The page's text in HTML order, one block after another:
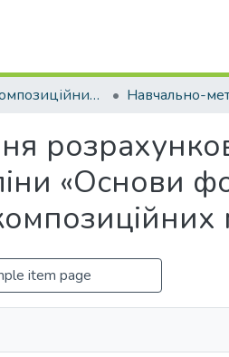
Кафедра композиційних матеріалів, хімії та технологій (Кафедра КМХ та Т)
«Основи
item page